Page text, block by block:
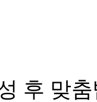
후 맞